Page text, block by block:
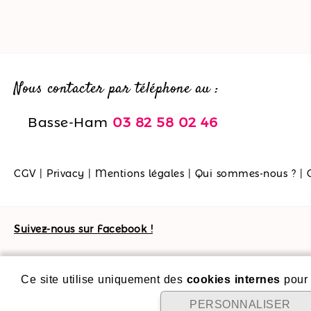
Nous contacter par téléphone au :
Basse-Ham 03 82 58 02 46
CGV| Privacy Mentions légales Qui sommes-nous ?
Suivez-nous sur Facebook !
Ce site utilise uniquement des cookies internes pour
PERSONNALISER